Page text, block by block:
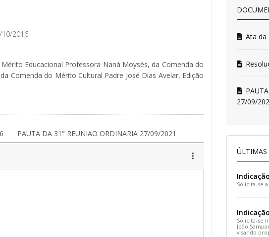
10/2016
Educacional Professora Naná Moysés, da Comenda do
Comenda do Mérito Cultural Padre José Dias Avelar, Edição
PAUTA DA 31° REUNIAO ORDINARIA 27/09/2021
Ata da
27/09/
ÚLTIMAS
Solicita-se
Solicita-se
João
visando